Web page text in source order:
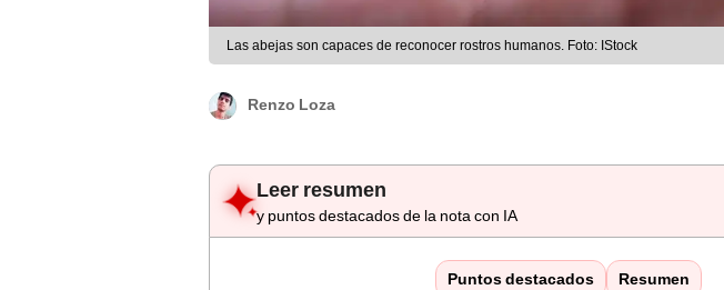
Las abejas son capaces de reconocer rostros humanos. Foto: IStock
Renzo Loza
Leer resumen
y puntos destacados de la nota con IA
Puntos destacados Resumen